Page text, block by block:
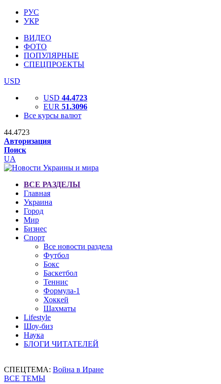
РУС
УКР
ВИДЕО
ФОТО
ПОПУЛЯРНЫЕ
СПЕЦПРОЕКТЫ
USD
USD 44.4723
EUR 51.3096
Все курсы валют
44.4723
Авторизация
Поиск
UA
ВСЕ РАЗДЕЛЫ
Главная
Украина
Город
Мир
Бизнес
Спорт
Все новости раздела
Футбол
Бокс
Баскетбол
Теннис
Формула-1
Хоккей
Шахматы
Lifestyle
Шоу-биз
Наука
БЛОГИ ЧИТАТЕЛЕЙ
СПЕЦТЕМА: Война в Иране
ВСЕ ТЕМЫ